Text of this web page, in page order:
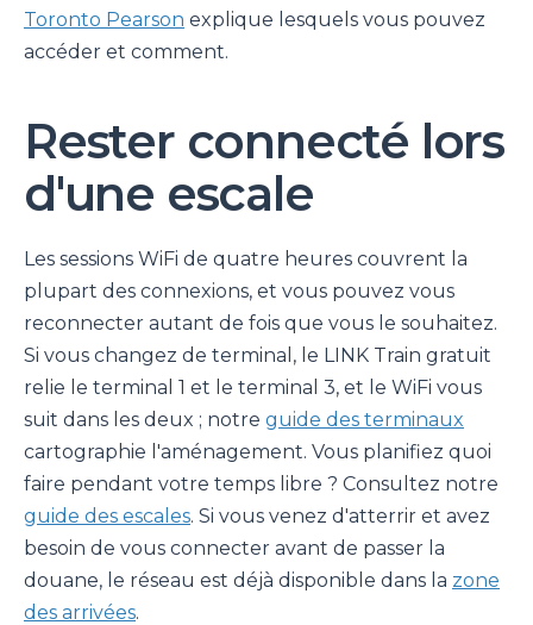
Toronto Pearson explique lesquels vous pouvez
accéder et comment.
Rester connecté lors
d'une escale
Les sessions WiFi de quatre heures couvrent la
plupart des connexions, et vous pouvez vous
reconnecter autant de fois que vous le souhaitez.
Si vous changez de terminal, le LINK Train gratuit
relie le terminal 1 et le terminal 3, et le WiFi vous
suit dans les deux ; notre guide des terminaux
cartographie l'aménagement. Vous planifiez quoi
faire pendant votre temps libre ? Consultez notre
guide des escales. Si vous venez d'atterrir et avez
besoin de vous connecter avant de passer la
douane, le réseau est déjà disponible dans la zone
des arrivées.